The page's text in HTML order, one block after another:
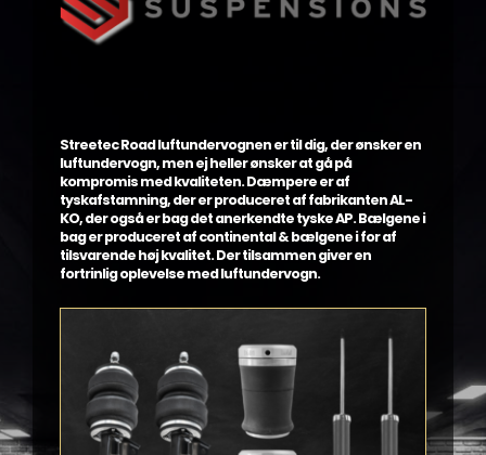
Streetec Road luftundervognen er til dig, der ønsker en
luftundervogn, men ej heller ønsker at gå på
kompromis med kvaliteten. Dæmpere er af
tyskafstamning, der er produceret af fabrikanten AL-
KO, der også er bag det anerkendte tyske AP. Bælgene i
bag er produceret af continental & bælgene i for af
tilsvarende høj kvalitet. Der tilsammen giver en
fortrinlig oplevelse med luftundervogn.